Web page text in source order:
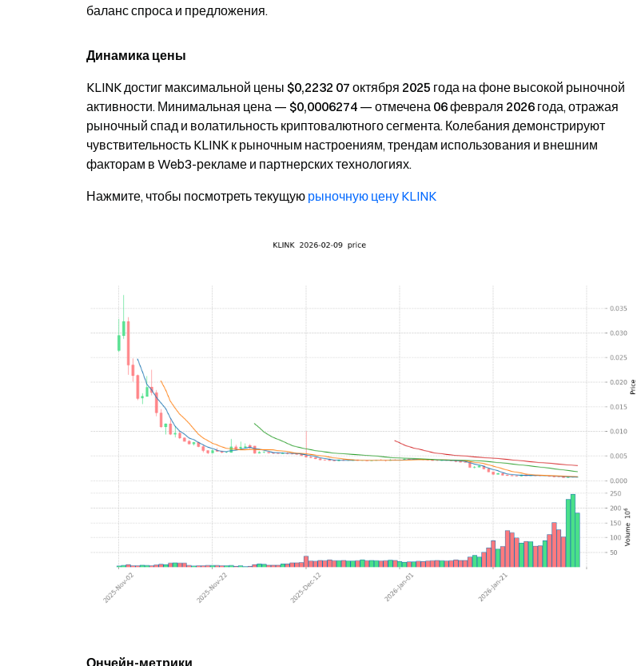
баланс спроса и предложения.
Динамика цены
KLINK достиг максимальной цены $0,2232 07 октября 2025 года на фоне высокой рыночной
активности. Минимальная цена — $0,0006274 — отмечена 06 февраля 2026 года, отражая
рыночный спад и волатильность криптовалютного сегмента. Колебания демонстрируют
чувствительность KLINK к рыночным настроениям, трендам использования и внешним
факторам в Web3-рекламе и партнерских технологиях.
Нажмите, чтобы посмотреть текущую рыночную цену KLINK